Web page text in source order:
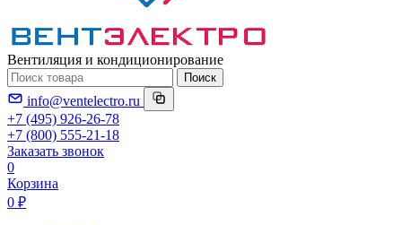
Вентиляция и кондиционирование
Поиск
info@ventelectro.ru
+7 (495) 926-26-78
+7 (800) 555-21-18
Заказать звонок
0
Корзина
0 ₽